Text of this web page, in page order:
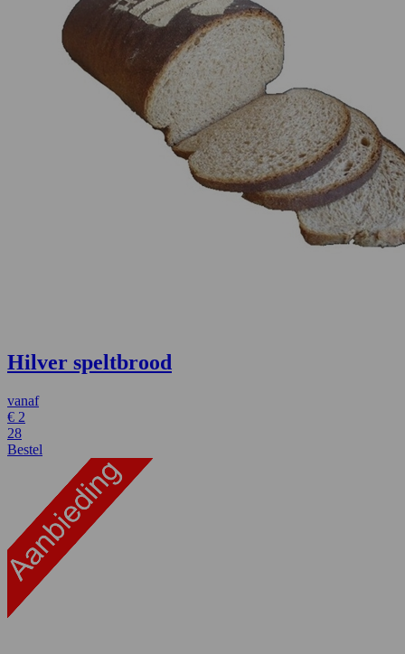
Hilver speltbrood
vanaf
€ 2
28
Bestel